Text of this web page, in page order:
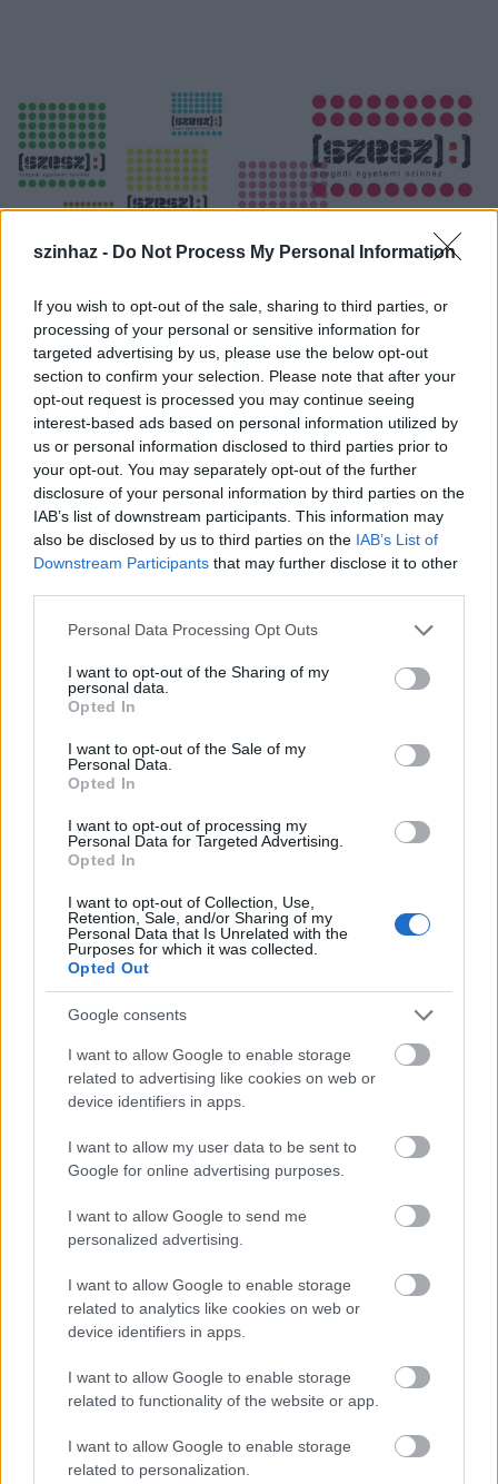
szinhaz - Do Not Process My Personal Information
If you wish to opt-out of the sale, sharing to third parties, or
processing of your personal or sensitive information for
targeted advertising by us, please use the below opt-out
section to confirm your selection. Please note that after your
opt-out request is processed you may continue seeing
interest-based ads based on personal information utilized by
us or personal information disclosed to third parties prior to
your opt-out. You may separately opt-out of the further
disclosure of your personal information by third parties on the
IAB’s list of downstream participants. This information may
also be disclosed by us to third parties on the IAB’s List of
Downstream Participants that may further disclose it to other
Please note that this website/app uses one or more Google
not limited to your visit or usage behaviour. You may click to
grant or deny consent to Google and its third-party tags to
use your data for below specified purposes in below Google
consent section.
Personal Data Processing Opt Outs
I want to opt-out of the Sharing of my
personal data.
Opted In
I want to opt-out of the Sale of my
Personal Data.
Opted In
I want to opt-out of processing my
Personal Data for Targeted Advertising.
Opted In
I want to opt-out of Collection, Use,
Retention, Sale, and/or Sharing of my
Personal Data that Is Unrelated with the
Purposes for which it was collected.
Opted Out
Google consents
I want to allow Google to enable storage
related to advertising like cookies on web or
device identifiers in apps.
I want to allow my user data to be sent to
Google for online advertising purposes.
I want to allow Google to send me
personalized advertising.
I want to allow Google to enable storage
related to analytics like cookies on web or
device identifiers in apps.
I want to allow Google to enable storage
related to functionality of the website or app.
I want to allow Google to enable storage
related to personalization.
Új évad, új játszóhely
A SZESZ a 2014/2015-ös évadtól új játszóhelyen
várja közönségét. Ősztől a Szent-Györgyi Albert
Agóra színpadán folytatják a munkát. Az
együttműködés célja kettős: egyrészt a SZESZ-nek
belvárosi, az egyetemi élet központjában lévő,
korszerű színházi térre van szüksége, hiszen a
társulattal együtt a produkciók is bővülnek, és a
társulat szeretné minél szélesebb nézőközönségnek
kitárni játszóhelye kapuit. Másrészt az Agóra is
feladatának tekinti az egyetemista korosztálynak
A 2014/2015-ös repertoárról
A társulat a Szent-Györgyi Albert Agorában tartja új
bemutatóját október 21-én:A borék
című vígjátékot
egész évadban játsszák. Márciusban Márton
LászlóLepkék a kalapon
műsorra, áprilisban pedig egy világsikerre
emlékeznek.
A változatosság jegyében a társulat továbbjátssza az
őszi időszakban Ingmar Bergman
ét, a
kötődőRohadt az államgépben valamicímű előadást
pedig felújítja.
Pöttyök, jegyek, újdonságok
A társulat 10., jubileumi évadában megújult, ezt a
lendületet követve újfent színes arcát szeretné
megmutatni közönségének: most a pöttyök lesznek a
menők, de a lendület a régi marad. Ennek
szellemében a jegyvásárlást is szeretné a SZESZ
megkönnyíteni, így egy új, online rendszert
szólhassanak, olyan produkciót is szeretnének
készíteni, amely siketek és nagyothallók számára